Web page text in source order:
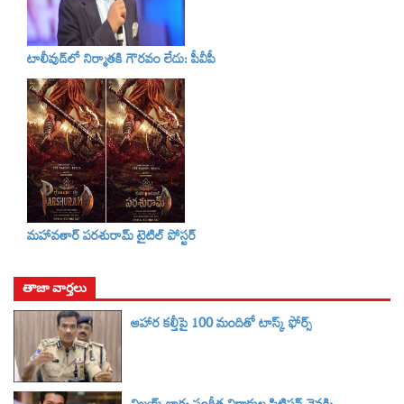
టాలీవుడ్‌లో నిర్మాతకి గౌరవం లేదు: పీవీపీ
మహావతార్ పరశురామ్‌ టైటిల్‌ పోస్టర్
తాజా వార్తలు
ఆహార కల్తీపై 100 మందితో టాస్క్ ఫోర్స్